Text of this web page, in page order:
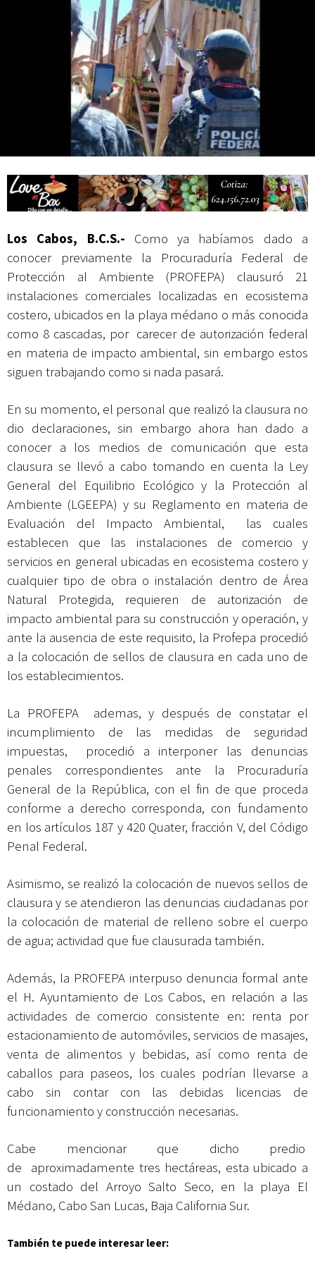
Campesina
Los Cabos, B.C.S.- Como ya habíamos dado a
conocer previamente la Procuraduría Federal de
Protección al Ambiente (PROFEPA) clausuró 21
instalaciones comerciales localizadas en ecosistema
costero, ubicados en la playa médano o más conocida
como 8 cascadas, por carecer de autorización federal
en materia de impacto ambiental, sin embargo estos
siguen trabajando como si nada pasará.
En su momento, el personal que realizó la clausura no
dio declaraciones, sin embargo ahora han dado a
conocer a los medios de comunicación que esta
clausura se llevó a cabo tomando en cuenta la Ley
General del Equilibrio Ecológico y la Protección al
Ambiente (LGEEPA) y su Reglamento en materia de
Evaluación del Impacto Ambiental, las cuales
establecen que las instalaciones de comercio y
servicios en general ubicadas en ecosistema costero y
cualquier tipo de obra o instalación dentro de Área
Natural Protegida, requieren de autorización de
impacto ambiental para su construcción y operación, y
ante la ausencia de este requisito, la Profepa procedió
a la colocación de sellos de clausura en cada uno de
los establecimientos.
La PROFEPA ademas, y después de constatar el
incumplimiento de las medidas de seguridad
impuestas, procedió a interponer las denuncias
penales correspondientes ante la Procuraduría
General de la República, con el fin de que proceda
conforme a derecho corresponda, con fundamento
en los artículos 187 y 420 Quater, fracción V, del Código
Penal Federal.
Asimismo, se realizó la colocación de nuevos sellos de
clausura y se atendieron las denuncias ciudadanas por
la colocación de material de relleno sobre el cuerpo
de agua; actividad que fue clausurada también.
Además, la PROFEPA interpuso denuncia formal ante
el H. Ayuntamiento de Los Cabos, en relación a las
actividades de comercio consistente en: renta por
estacionamiento de automóviles, servicios de masajes,
venta de alimentos y bebidas, así como renta de
caballos para paseos, los cuales podrían llevarse a
cabo sin contar con las debidas licencias de
funcionamiento y construcción necesarias.
Cabe mencionar que dicho predio
de aproximadamente tres hectáreas, esta ubicado a
un costado del Arroyo Salto Seco, en la playa El
Médano, Cabo San Lucas, Baja California Sur.
También te puede interesar leer: